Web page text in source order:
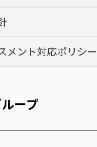
メント対応ポリシー
ープ